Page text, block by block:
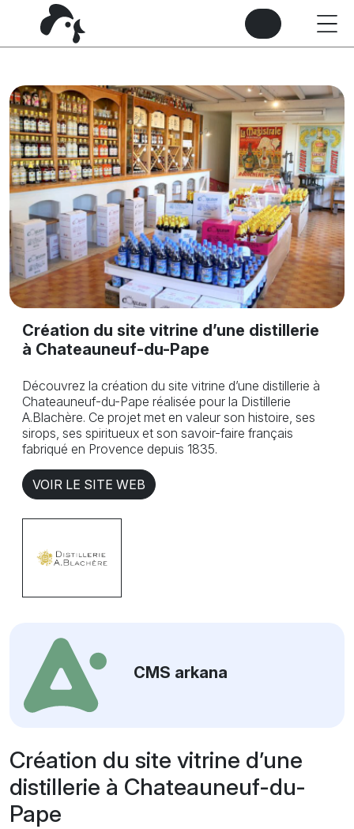
Création du site vitrine d’une distillerie
à Chateauneuf-du-Pape
Découvrez la création du site vitrine d’une distillerie à
Chateauneuf-du-Pape réalisée pour la Distillerie
A.Blachère. Ce projet met en valeur son histoire, ses
sirops, ses spiritueux et son savoir-faire français
fabriqué en Provence depuis 1835.
VOIR LE SITE WEB
CMS arkana
Création du site vitrine d’une
distillerie à Chateauneuf-du-
Pape